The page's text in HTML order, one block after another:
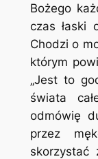
Bożego
czas łaski
Chodzi o
którym
„Jest to
świata
odmówię
przez